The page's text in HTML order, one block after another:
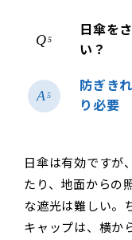
5
日傘を
い？
5
防ぎき
り必要
日傘は有効ですが
たり、地面からの
な遮光は難しい。
キャップは、横か